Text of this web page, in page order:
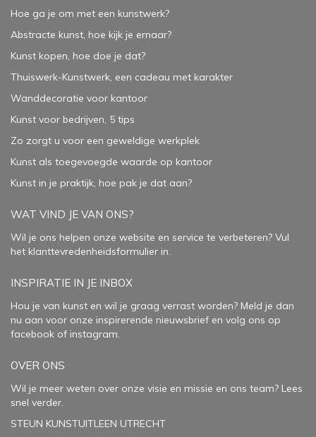
Hoe ga je om met een kunstwerk?
Abstracte kunst, hoe kijk je ernaar?
Kunst kopen, hoe doe je dat?
Thuiswerk-Kunstwerk, een cadeau met karakter
Wanddecoratie voor kantoor
Kunst voor bedrijven, 5 tips
Zo zorgt u voor een geweldige werkplek
Kunst als toegevoegde waarde op kantoor
Kunst in je praktijk, hoe pak je dat aan?
WAT VIND JE VAN ONS?
Wil je ons helpen onze website en service te verbeteren? Vul
het klanttevredenheidsformulier in.
INSPIRATIE IN JE INBOX
Hou je van kunst en wil je graag verrast worden? Meld je dan
nu aan voor onze inspirerende nieuwsbrief en volg ons op
facebook of instagram.
OVER ONS
Wil je meer weten over onze visie en missie en ons team? Lees
snel verder.
STEUN KUNSTUITLEEN UTRECHT